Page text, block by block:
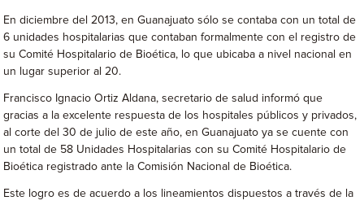
En diciembre del 2013, en Guanajuato sólo se contaba con un total de
6 unidades hospitalarias que contaban formalmente con el registro de
su Comité Hospitalario de Bioética, lo que ubicaba a nivel nacional en
un lugar superior al 20.
Francisco Ignacio Ortiz Aldana, secretario de salud informó que
gracias a la excelente respuesta de los hospitales públicos y privados,
al corte del 30 de julio de este año, en Guanajuato ya se cuente con
un total de 58 Unidades Hospitalarias con su Comité Hospitalario de
Bioética registrado ante la Comisión Nacional de Bioética.
Este logro es de acuerdo a los lineamientos dispuestos a través de la